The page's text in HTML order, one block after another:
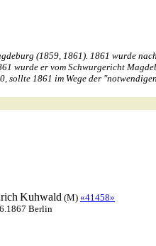
(1859, 1861). 1861 wurde
wurde er vom Schwurgericht
1861 im Wege der
Kuhwald (M) «41458»
Berlin